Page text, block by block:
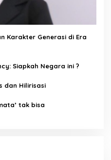
Karakter Generasi di Era
Siapkah Negara ini ?
dan Hilirisasi
tak bisa